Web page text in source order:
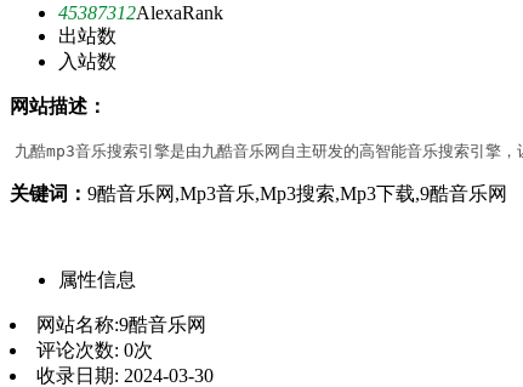
45387312AlexaRank
出站数
入站数
网站描述：
九酷mp3音乐搜索引擎是由九酷音乐网自主研发的高智能音乐搜索引擎
关键词： 9酷音乐网,Mp3音乐,Mp3搜索,Mp3下载,9酷音乐网
属性信息
网站名称:9酷音乐网
评论次数: 0次
收录日期: 2024-03-30